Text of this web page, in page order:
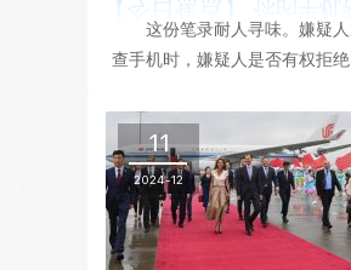
这份笔录耐人寻味。嫌疑
查手机时，嫌疑人是否有权拒
11
2024-12